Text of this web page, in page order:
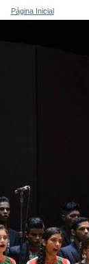
Página Inicial